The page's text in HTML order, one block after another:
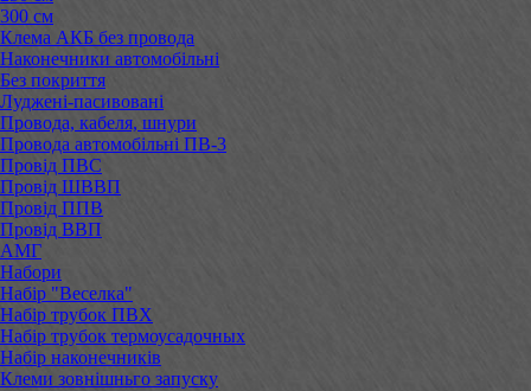
300 см
Клема АКБ без провода
Наконечники автомобільні
Без покриття
Луджені-пасивовані
Провода, кабеля, шнури
Провода автомобільні ПВ-3
Провід ПВС
Провід ШВВП
Провід ППВ
Провід ВВП
АМГ
Набори
Набір "Веселка"
Набір трубок ПВХ
Набір трубок термоусадочных
Набір наконечників
Клеми зовнішньго запуску